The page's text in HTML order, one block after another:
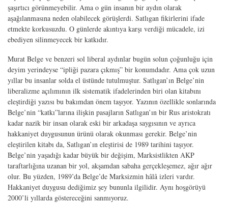
şaşırtıcı görünmeyebilir. Ama o gün insanın bir aydın olarak
aşağılanmasına neden olabilecek görüşlerdi. Satlıgan fikirlerini ifade
etmekte korkusuzdu. O günlerde akıntıya karşı verdiği mücadele, izi
ebediyen silinmeyecek bir katkıdır.
Murat Belge ve benzeri sol liberal aydınlar bugün solun çoğunluğu için
deyim yerindeyse “ipliği pazara çıkmış” bir konumdadır. Ama çok uzun
yıllar bu insanlar solda el üstünde tutulmuştur. Satlıgan’ın Belge’nin
liberalizme açılımının ilk sistematik ifadelerinden biri olan kitabını
eleştirdiği yazısı bu bakımdan önem taşıyor. Yazının özellikle sonlarında
Belge’nin “katkı”larına ilişkin pasajların Satlıgan’ın bir Rus aristokratı
kadar nazik bir insan olarak eski bir arkadaşa saygısının ve ayrıca
hakkaniyet duygusunun ürünü olarak okunması gerekir. Belge’nin
eleştirilen kitabı da, Satlıgan’ın eleştirisi de 1989 tarihini taşıyor.
Belge’nin yaşadığı kadar büyük bir değişim, Marksistlikten AKP
taraftarlığına uzanan bir yol, akşamdan sabaha gerçekleşemez, ağır ağır
olur. Bu yüzden, 1989’da Belge’de Marksizmin hâlâ izleri vardır.
Hakkaniyet duygusu dediğimiz şey bununla ilgilidir. Aynı hoşgörüyü
2000’li yıllarda göstereceğini sanmıyoruz.